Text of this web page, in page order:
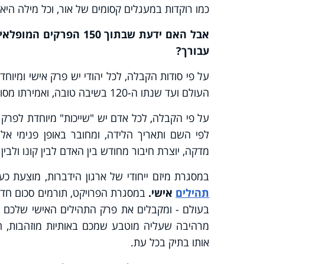
כמו רוקדות במעגלים קסומים של אור, וכל מילה היא כמו
אבל האם ידעת שבתוך 150
הפרקים
עבורך?
על פי סודות הקבלה, לכל יהודי יש פרק אישי
העולם ועד שנתו ה-120 בשיבה טובה, ואמירתו מסוגלת לשמירה ולהגנה.
על פי הקבלה, לכל אדם יש "שייכות" מיוחדת
לפי השם ותאריך הלידה, ומחובר באופן פנימי
מדקה, יוצרת חיבור מחודש בין האדם לבין קונו
במסגרת מיזם ייחודי של ארגון הידברות,
תהילים אישי.
בעולם - ומקבלים את פרק התהילים האישי שלכם
מרהיבה שעליה מוטבע שמכם באותיות מוזהבות,
אותו בתיק בכל עת.